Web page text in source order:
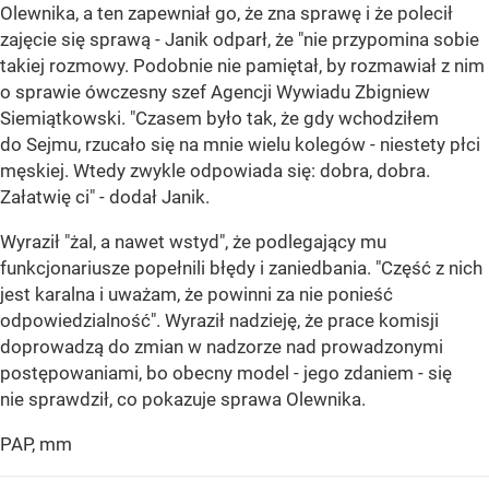
Olewnika, a ten zapewniał go, że zna sprawę i że polecił
zajęcie się sprawą - Janik odparł, że "nie przypomina sobie
takiej rozmowy. Podobnie nie pamiętał, by rozmawiał z nim
o sprawie ówczesny szef Agencji Wywiadu Zbigniew
Siemiątkowski. "Czasem było tak, że gdy wchodziłem
do Sejmu, rzucało się na mnie wielu kolegów - niestety płci
męskiej. Wtedy zwykle odpowiada się: dobra, dobra.
Załatwię ci" - dodał Janik.
Wyraził "żal, a nawet wstyd", że podlegający mu
funkcjonariusze popełnili błędy i zaniedbania. "Część z nich
jest karalna i uważam, że powinni za nie ponieść
odpowiedzialność". Wyraził nadzieję, że prace komisji
doprowadzą do zmian w nadzorze nad prowadzonymi
postępowaniami, bo obecny model - jego zdaniem - się
nie sprawdził, co pokazuje sprawa Olewnika.
PAP, mm